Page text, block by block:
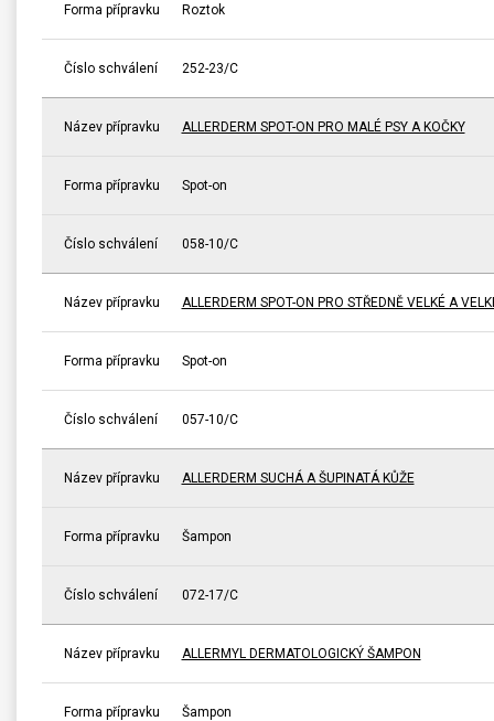
Forma přípravku Roztok
Číslo schválení 252-23/C
Název přípravku ALLERDERM SPOT-ON PRO MALÉ PSY A KOČKY
Forma přípravku Spot-on
Číslo schválení 058-10/C
Název přípravku ALLERDERM SPOT-ON PRO STŘEDNĚ VELKÉ A
Forma přípravku Spot-on
Číslo schválení 057-10/C
Název přípravku ALLERDERM SUCHÁ A ŠUPINATÁ KŮŽE
Forma přípravku Šampon
Číslo schválení 072-17/C
Název přípravku ALLERMYL DERMATOLOGICKÝ ŠAMPON
Forma přípravku Šampon